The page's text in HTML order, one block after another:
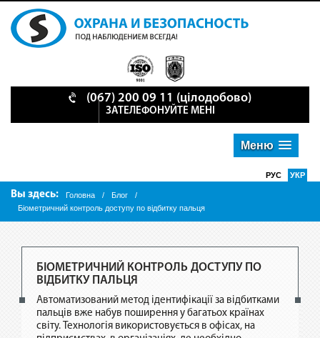
(067) 200 09 11 (цілодобово)
ЗАТЕЛЕФОНУЙТЕ МЕНІ
Меню
РУС УКР
Вы здесь: Головна / Блог
/
Біометричний контроль доступу по відбитку пальця
БІОМЕТРИЧНИЙ КОНТРОЛЬ ДОСТУПУ ПО
ВІДБИТКУ ПАЛЬЦЯ
Автоматизований метод ідентифікації за відбитками
пальців вже набув поширення у багатьох країнах
світу. Технологія використовується в офісах, на